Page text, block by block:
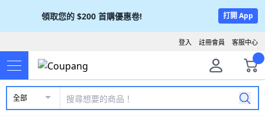
領取您的 $200 首購優惠卷! 打開 App
客服中心
註冊會員
登入
全部